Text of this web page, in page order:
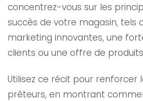
concentrez-vous sur les
succès de votre magasin, tels
marketing innovantes, une
clients ou une offre de
Utilisez ce récit pour renforcer
prêteurs, en montrant